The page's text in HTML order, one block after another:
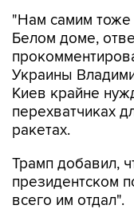
"Нам самим тоже
Белом доме,
Украины
Киев крайне
перехватчиках
ракетах.
Трамп добавил,
президентском
всего им отдал".